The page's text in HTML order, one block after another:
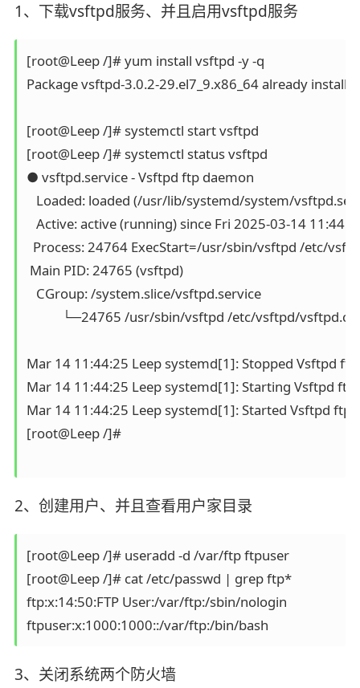
1、下载vsftpd服务、并且启用vsftpd服务
[root@Leep /]# yum install vsftpd -y -q
Package vsftpd-3.0.2-29.el7_9.x86_64 already
[root@Leep /]# systemctl start vsftpd
[root@Leep /]# systemctl status vsftpd
● vsftpd.service - Vsftpd ftp daemon
Loaded: loaded (/usr/lib/systemd/system/
Active: active (running) since Fri 2025-03-14
Process: 24764 ExecStart=/usr/sbin/vsftpd /etc/
Main PID: 24765 (vsftpd)
   CGroup: /system.slice/vsftpd.service
└─24765 /usr/sbin/vsftpd /etc/vsftpd/
Mar 14 11:44:25 Leep systemd[1]: Stopped Vsftpd
Mar 14 11:44:25 Leep systemd[1]: Starting Vsftpd ftp
Mar 14 11:44:25 Leep systemd[1]: Started Vsftpd ftp
[root@Leep /]#
2、创建用户、并且查看用户家目录
[root@Leep /]# useradd -d /var/ftp ftpuser
[root@Leep /]# cat /etc/passwd | grep ftp*
ftp:x:14:50:FTP User:/var/ftp:/sbin/nologin
3、关闭系统两个防火墙